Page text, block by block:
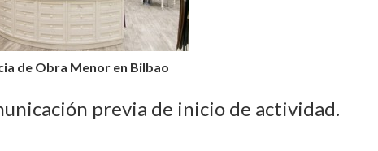
de Obra Menor en Bilbao
previa de inicio de actividad.